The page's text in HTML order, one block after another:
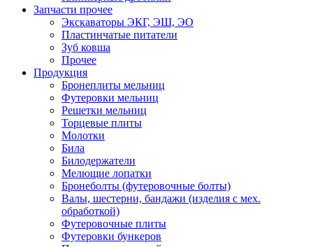
Запчасти прочее
Экскаваторы ЭКГ, ЭШ, ЭО
Пластинчатые питатели
Зуб ковша
Прочее
Продукция
Бронеплиты мельниц
Футеровки мельниц
Решетки мельниц
Торцевые плиты
Молотки
Била
Билодержатели
Мелющие лопатки
Бронеболты (футеровочные болты)
Валы, шестерни, бандажи (изделия с мех.
обработкой)
Футеровочные плиты
Футеровки бункеров